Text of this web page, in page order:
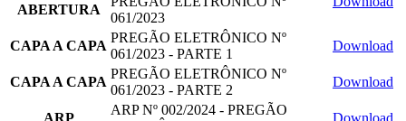
ABERTURA
061/2023
CAPA A CAPA
PREGÃO ELETRÔNICO Nº
061/2023 - PARTE 1
Download
CAPA A CAPA
PREGÃO ELETRÔNICO Nº
061/2023 - PARTE 2
Download
ARP
ARP Nº 002/2024 - PREGÃO
Download